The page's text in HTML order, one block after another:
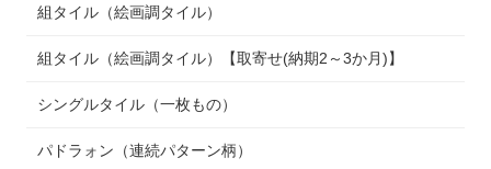
組タイル（絵画調タイル）
組タイル（絵画調タイル）【取寄せ(納期2～3か月)】
シングルタイル（一枚もの）
パドラォン（連続パターン柄）